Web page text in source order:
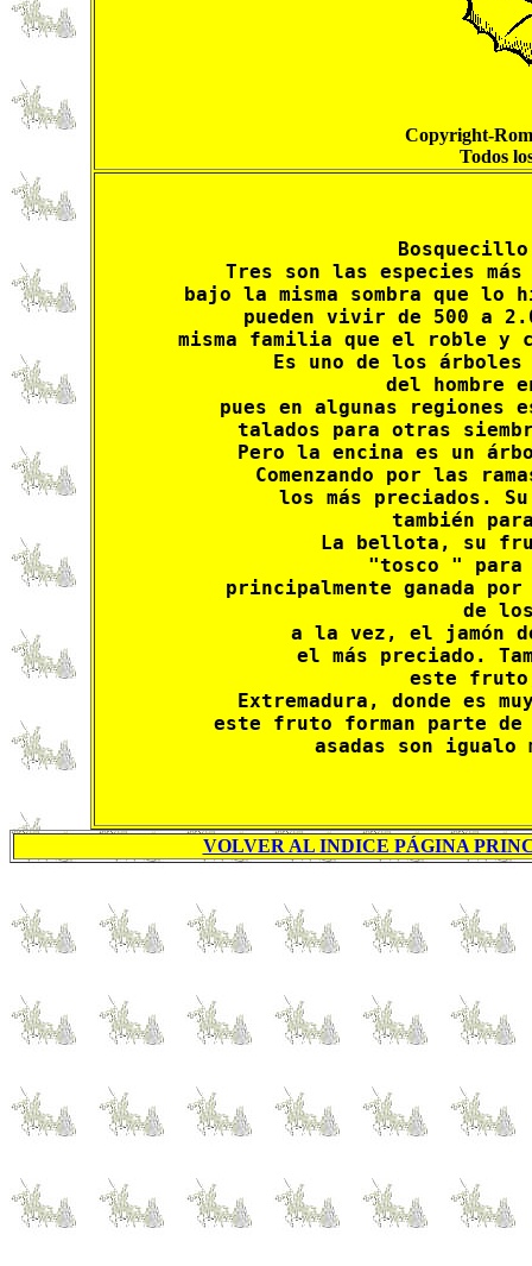
Copyright-
Todos
Tres son las especies
bajo la misma sombra que lo
pueden vivir de 500 a
misma familia que el roble y
Es uno de los árboles
del hombre
pues en algunas regiones
talados para otras
Pero la encina es un
Comenzando por las
los más preciados.
también
La bellota, su
"tosco " para
principalmente ganada
de
a la vez, el jamón
el más preciado.
este
Extremadura, donde es
este fruto forman parte
asadas son igualo
VOLVER AL INDICE PÁGINA